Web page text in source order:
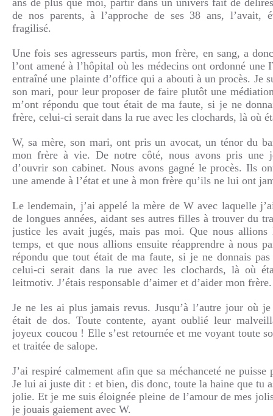
ans de plus que moi, partir dans un univers fait de
de nos parents, à l’approche de ses 38 ans, l’avait,
fragilisé.
Une fois ses agresseurs partis, mon frère, en sang, a
l’ont amené à l’hôpital où les médecins ont ordonné
entraîné une plainte d’office qui a abouti à un procès. Je
son mari, pour leur proposer de faire plutôt une
m’ont répondu que tout était de ma faute, si je ne
frère, celui-ci serait dans la rue avec les clochards, là où
W, sa mère, son mari, ont pris un avocat, un ténor du
mon frère à vie. De notre côté, nous avons pris une
d’ouvrir son cabinet. Nous avons gagné le procès. Ils
une amende à l’état et une à mon frère qu’ils ne lui ont
Le lendemain, j’ai appelé la mère de W avec laquelle
de longues années, aidant ses autres filles à trouver du
justice les avait jugés, mais pas moi. Que nous allions
temps, et que nous allions ensuite réapprendre à nous
répondu que tout était de ma faute, si je ne donnais
celui-ci serait dans la rue avec les clochards, là où
leitmotiv. J’étais responsable d’aimer et d’aider mon frère.
Je ne les ai plus jamais revus. Jusqu’à l’autre jour où
était de dos. Toute contente, ayant oublié leur
joyeux coucou ! Elle s’est retournée et me voyant toute
et traitée de salope.
J’ai respiré calmement afin que sa méchanceté ne puisse
Je lui ai juste dit : et bien, dis donc, toute la haine que tu
jolie. Et je me suis éloignée pleine de l’amour de mes
je jouais gaiement avec W.